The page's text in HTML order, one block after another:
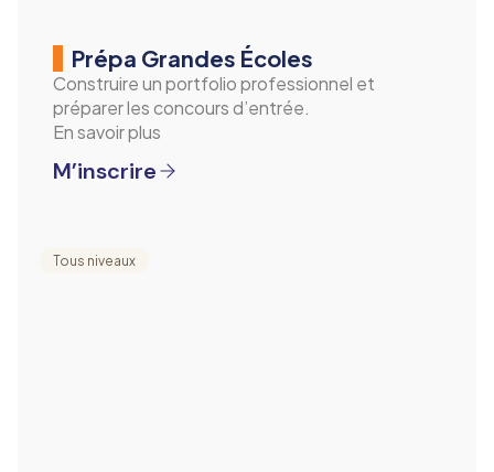
Prépa Grandes Écoles
Construire un portfolio professionnel et
préparer les concours d’entrée.
En savoir plus
M’inscrire
Tous niveaux